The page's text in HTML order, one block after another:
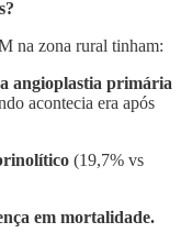
na zona rural tinham:
angioplastia primária
acontecia era após
(19,7% vs
em mortalidade.